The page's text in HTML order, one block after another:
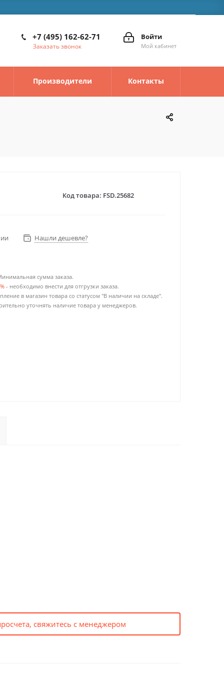
Войти
Мой кабинет
+7 (495) 162-62-71
Заказать звонок
Производители Контакты
Код товара: FSD.25682
Нашли дешевле?
сумма заказа.
- необходимо внести для отгрузки заказа.
в магазин товара со статусом "В наличии на складе".
уточнять наличие товара у менеджеров.
свяжитесь с менеджером